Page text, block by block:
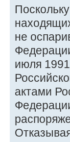
не
июля
актами